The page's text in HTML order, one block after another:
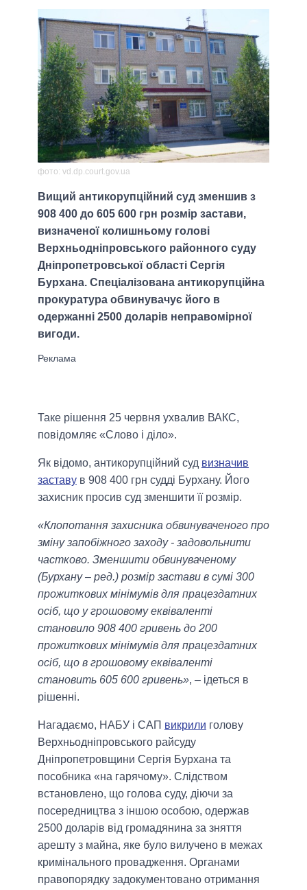
фото: vd.dp.court.gov.ua
Вищий антикорупційний суд зменшив з
908 400 до 605 600 грн розмір застави,
визначеної колишньому голові
Верхньодніпровського районного суду
Дніпропетровської області Сергія
Бурхана. Спеціалізована антикорупційна
прокуратура обвинувачує його в
одержанні 2500 доларів неправомірної
вигоди.
Таке рішення 25 червня ухвалив ВАКС,
повідомляє «Слово і діло».
Як відомо, антикорупційний суд визначив
заставу в 908 400 грн судді Бурхану. Його
захисник просив суд зменшити її розмір.
«Клопотання захисника обвинуваченого про
зміну запобіжного заходу - задовольнити
частково. Зменшити обвинуваченому
(Бурхану – ред.) розмір застави в сумі 300
прожиткових мінімумів для працездатних
осіб, що у грошовому еквіваленті
становило 908 400 гривень до 200
прожиткових мінімумів для працездатних
осіб, що в грошовому еквіваленті
становить 605 600 гривень», – ідеться в
рішенні.
Нагадаємо, НАБУ і САП викрили голову
Верхньодніпровського райсуду
Дніпропетровщини Сергія Бурхана та
пособника «на гарячому». Слідством
встановлено, що голова суду, діючи за
посередництва з іншою особою, одержав
2500 доларів від громадянина за зняття
арешту з майна, яке було вилучено в межах
кримінального провадження. Органами
правопорядку задокументовано отримання